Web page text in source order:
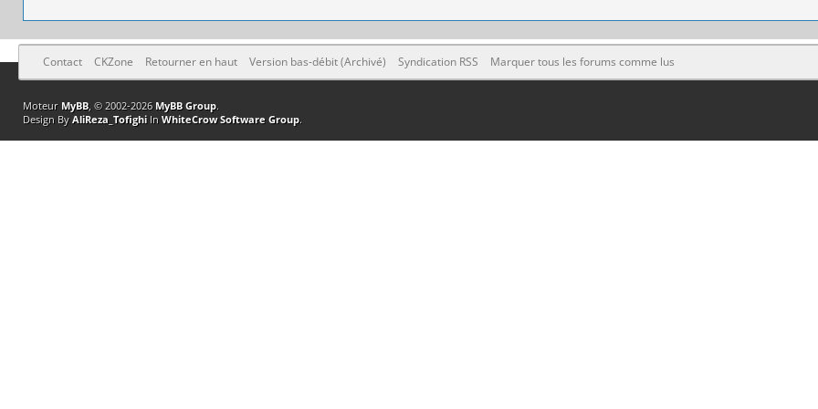
Contact CKZone Retourner en haut Version bas-débit (Archivé) Syndication RSS Marquer tous les forums comme lus
Moteur MyBB, © 2002-2026 MyBB Group.
Design By AliReza_TofighiIn WhiteCrow Software Group.